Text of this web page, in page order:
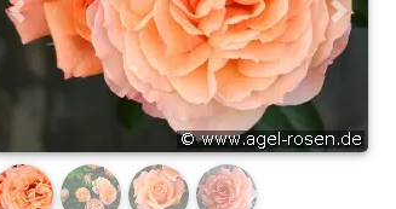
Previous Next